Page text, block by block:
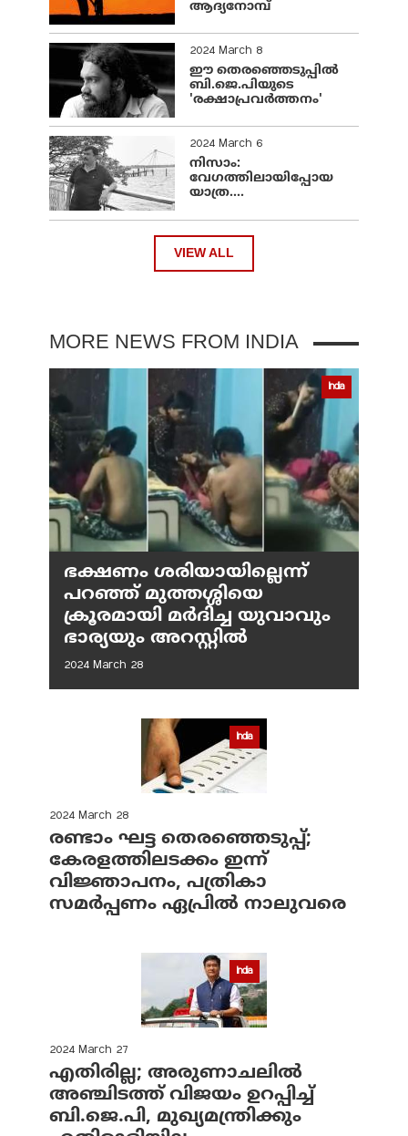
ആദ്യനോമ്പ്
2024 March 8
ഈ തെരഞ്ഞെടുപ്പില്‍
ബി.ജെ.പിയുടെ
'രക്ഷാപ്രവര്‍ത്തനം'
2024 March 6
നിസാം:
വേഗത്തിലായിപ്പോയ
യാത്ര....
VIEW ALL
MORE NEWS FROM INDIA
India
ഭക്ഷണം ശരിയായില്ലെന്ന്
പറഞ്ഞ് മുത്തശ്ശിയെ
ക്രൂരമായി മര്‍ദിച്ച യുവാവും
ഭാര്യയും അറസ്റ്റില്‍
2024 March 28
India
2024 March 28
രണ്ടാം ഘട്ട തെരഞ്ഞെടുപ്പ്;
കേരളത്തിലടക്കം ഇന്ന്
വിജ്ഞാപനം, പത്രികാ
സമര്‍പ്പണം ഏപ്രില്‍ നാലുവരെ
India
2024 March 27
എതിരില്ല; അരുണാചലില്‍
അഞ്ചിടത്ത് വിജയം ഉറപ്പിച്ച്
ബി.ജെ.പി, മുഖ്യമന്ത്രിക്കും